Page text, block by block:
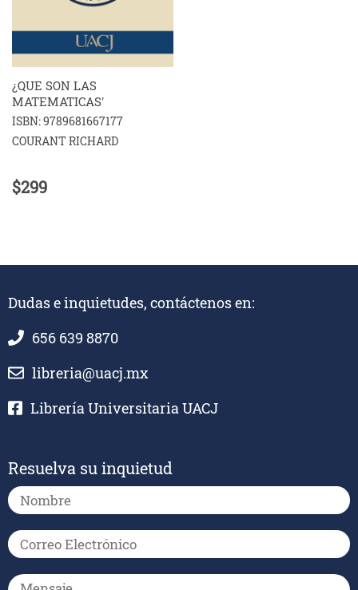
¿QUE SON LAS
MATEMATICAS'
ISBN: 9789681667177
COURANT RICHARD
$299
Dudas e inquietudes, contáctenos en:
656 639 8870
libreria@uacj.mx
Librería Universitaria UACJ
Resuelva su inquietud